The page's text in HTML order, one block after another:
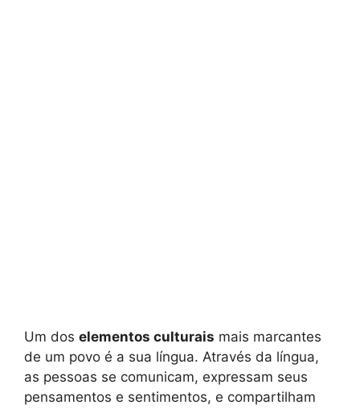
Um dos elementos culturais mais marcantes
de um povo é a sua língua. Através da língua,
as pessoas se comunicam, expressam seus
pensamentos e sentimentos, e compartilham